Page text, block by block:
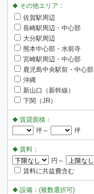
その他エリア：
佐賀駅周辺
長崎駅周辺・中心部
大分駅周辺
熊本中心部・水前寺
宮崎駅周辺・中心部
鹿児島中央駅前・中心部
沖縄
新山口（新幹線）
下関（JR）
賃貸面積：
坪～
坪
賃料：
円～
賃料に共益費含む
設備：(複数選択可)